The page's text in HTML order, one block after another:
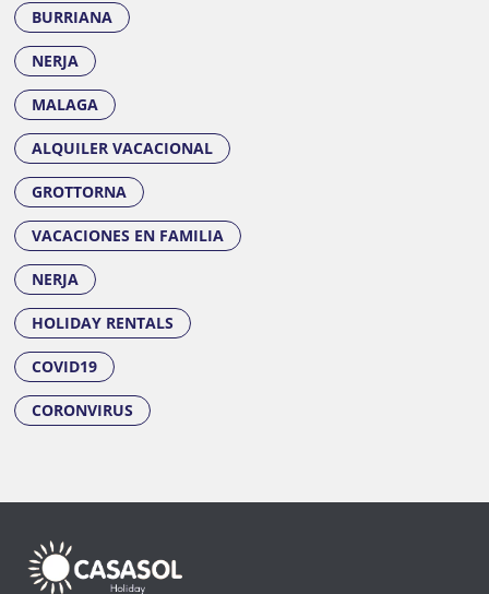
BURRIANA
NERJA
MALAGA
ALQUILER VACACIONAL
GROTTORNA
VACACIONES EN FAMILIA
NERJA
HOLIDAY RENTALS
COVID19
CORONVIRUS